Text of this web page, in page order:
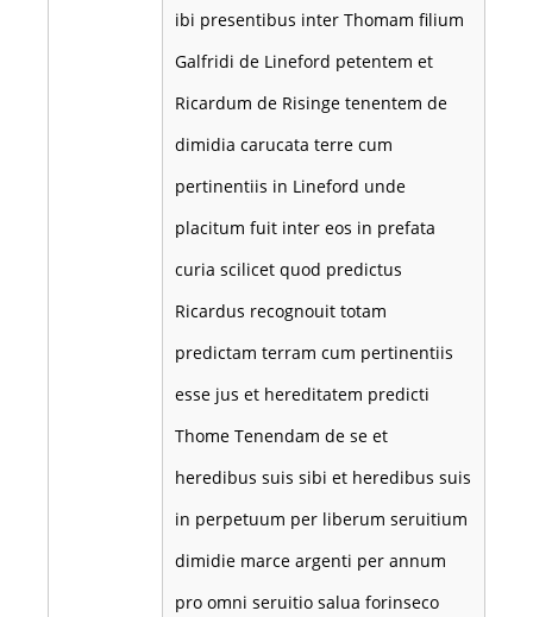
ibi presentibus inter Thomam filium
Galfridi de Lineford petentem et
Ricardum de Risinge tenentem de
dimidia carucata terre cum
pertinentiis in Lineford unde
placitum fuit inter eos in prefata
curia scilicet quod predictus
Ricardus recognouit totam
predictam terram cum pertinentiis
esse jus et hereditatem predicti
Thome Tenendam de se et
heredibus suis sibi et heredibus suis
in perpetuum per liberum seruitium
dimidie marce argenti per annum
pro omni seruitio salua forinseco